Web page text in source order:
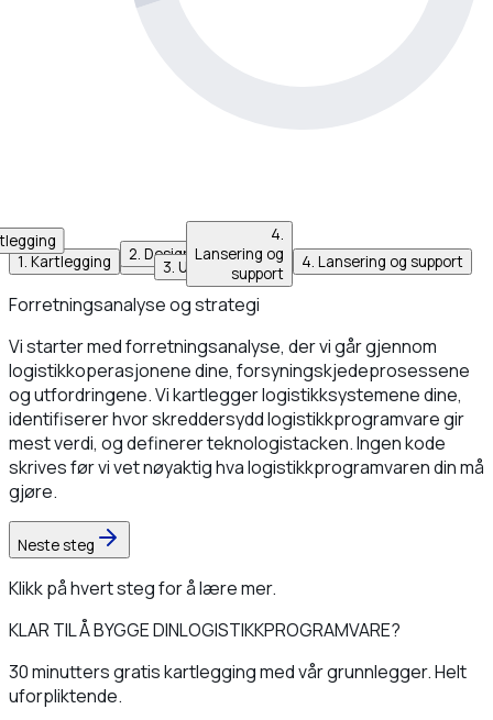
2. Design
3. Utvikling
4.
Lansering og
support
1. Kartlegging 2.Design 3.Utvikling 4. Lansering og support
Forretningsanalyse og strategi
Vi starter med forretningsanalyse, der vi går gjennom
logistikkoperasjonene dine, forsyningskjedeprosessene
og utfordringene. Vi kartlegger logistikksystemene dine,
identifiserer hvor skreddersydd logistikkprogramvare gir
mest verdi, og definerer teknologistacken. Ingen kode
skrives før vi vet nøyaktig hva logistikkprogramvaren din må
gjøre.
Neste steg
Klikk på hvert steg for å lære mer.
KLAR TIL Å BYGGE DINLOGISTIKKPROGRAMVARE?
30 minutters gratis kartlegging med vår grunnlegger. Helt
uforpliktende.